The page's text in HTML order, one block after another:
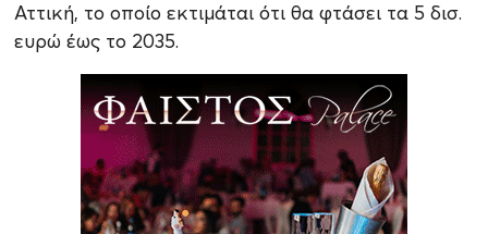
Αττική, το οποίο εκτιμάται ότι θα φτάσει τα 5 δισ.
ευρώ έως το 2035.